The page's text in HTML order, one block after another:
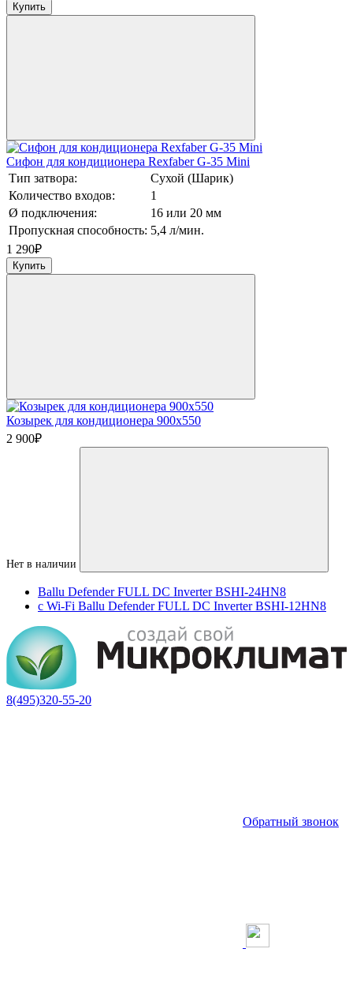
Купить
Сифон для кондиционера Rexfaber G-35 Mini
Тип затвора:
Сухой (Шарик)
Количество входов:
1
Ø подключения:
16 или 20 мм
Пропускная способность: 5,4 л/мин.
1 290₽
Купить
Козырек для кондиционера 900х550
2 900₽
Нет в наличии
Ballu Defender FULL DC Inverter BSHI-24HN8
c Wi-Fi Ballu Defender FULL DC Inverter BSHI-12HN8
8(495)320-55-20
Обратный звонок